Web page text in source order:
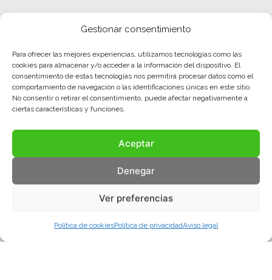
Gestionar consentimiento
Para ofrecer las mejores experiencias, utilizamos tecnologías como las
cookies para almacenar y/o acceder a la información del dispositivo. El
consentimiento de estas tecnologías nos permitirá procesar datos como el
comportamiento de navegación o las identificaciones únicas en este sitio.
No consentir o retirar el consentimiento, puede afectar negativamente a
ciertas características y funciones.
Aceptar
Denegar
Ver preferencias
Política de cookiesPolítica de privacidadAviso legal